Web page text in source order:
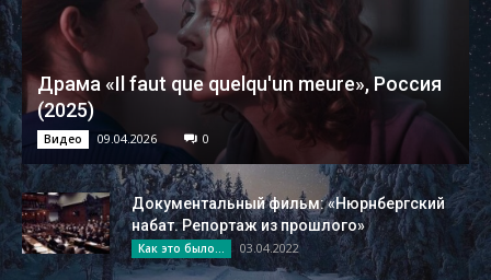
Драма «Il faut que quelqu'un meure», Россия
(2025)
Видео 09.04.2026 0
Документальный фильм: «Нюрнбергский
набат. Репортаж из прошлого»
Как это было... 03.04.2022